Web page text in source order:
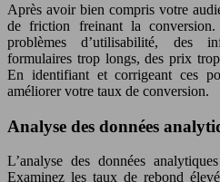
Après avoir bien compris votre
de friction freinant la
problèmes d’utilisabilité, des
formulaires trop longs, des prix
En identifiant et corrigeant ces
améliorer votre taux de conversion.
Analyse des données
L’analyse des données
Examinez les taux de rebond